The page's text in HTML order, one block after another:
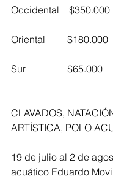
Occidental    $350.000
Oriental         $180.000
Sur                 $65.000
CLAVADOS,
ARTÍSTICA, POLO
19 de julio al 2 de
acuático Eduardo